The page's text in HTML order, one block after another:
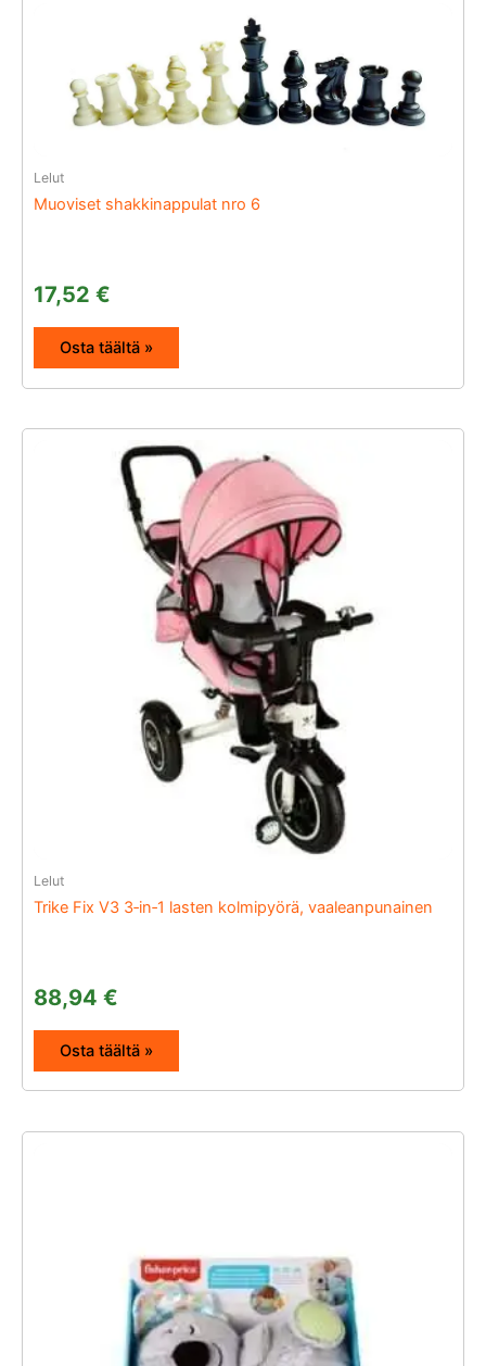
Lelut
Muoviset shakkinappulat nro 6
17,52 €
Osta täältä »
Lelut
Trike Fix V3 3‑in‑1 lasten kolmipyörä, vaaleanpunainen
88,94 €
Osta täältä »